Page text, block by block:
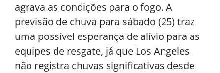
agrava as condições para o fogo. A
previsão de chuva para sábado (25) traz
uma possível esperança de alívio para as
equipes de resgate, já que Los Angeles
não registra chuvas significativas desde